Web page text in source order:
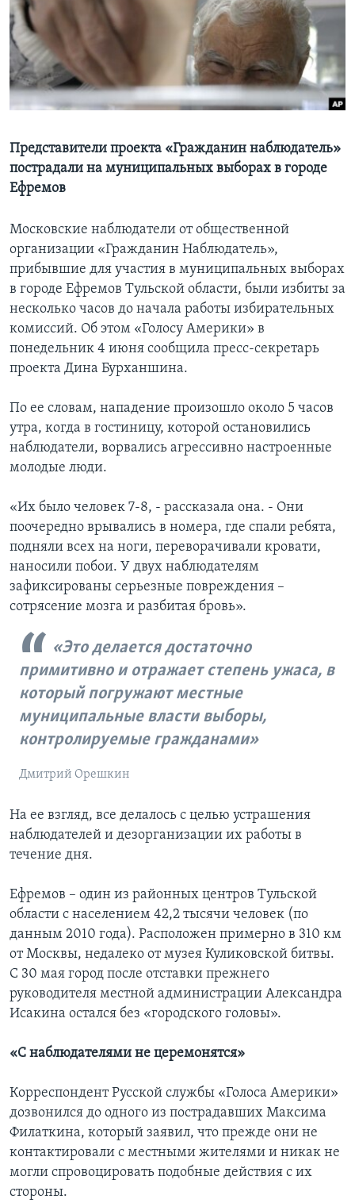
Learning English
СОЦИАЛЬНЫЕ СЕТИ
Языки
Представители проекта «Гражданин наблюдатель»
пострадали на муниципальных выборах в городе
Ефремов
Московские наблюдатели от общественной
организации «Гражданин Наблюдатель»,
прибывшие для участия в муниципальных выборах
в городе Ефремов Тульской области, были избиты за
несколько часов до начала работы избирательных
комиссий. Об этом «Голосу Америки» в
понедельник 4 июня сообщила пресс-секретарь
проекта Дина Бурханшина.
По ее словам, нападение произошло около 5 часов
утра, когда в гостиницу, которой остановились
наблюдатели, ворвались агрессивно настроенные
молодые люди.
«Их было человек 7-8, - рассказала она. - Они
поочередно врывались в номера, где спали ребята,
подняли всех на ноги, переворачивали кровати,
наносили побои. У двух наблюдателям
зафиксированы серьезные повреждения –
сотрясение мозга и разбитая бровь».
«Это делается достаточно
примитивно и отражает степень ужаса, в
который погружают местные
муниципальные власти выборы,
контролируемые гражданами»
Дмитрий Орешкин
На ее взгляд, все делалось с целью устрашения
наблюдателей и дезорганизации их работы в
течение дня.
Ефремов – один из районных центров Тульской
области с населением 42,2 тысячи человек (по
данным 2010 года). Расположен примерно в 310 км
от Москвы, недалеко от музея Куликовской битвы.
С 30 мая город после отставки прежнего
руководителя местной администрации Александра
Исакина остался без «городского головы».
«С наблюдателями не церемонятся»
Корреспондент Русской службы «Голоса Америки»
дозвонился до одного из пострадавших Максима
Филаткина, который заявил, что прежде они не
контактировали с местными жителями и никак не
могли спровоцировать подобные действия с их
стороны.